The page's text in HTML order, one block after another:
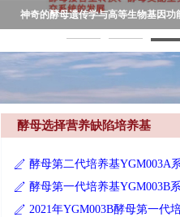
酵母选择营养缺陷培养基
ꄅ
ꄅ 酵母第一代培养基YGM003B
ꄅ
神奇的酵母遗传学与高等生物基因功